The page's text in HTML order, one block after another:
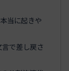
当に起きや
で差し戻さ